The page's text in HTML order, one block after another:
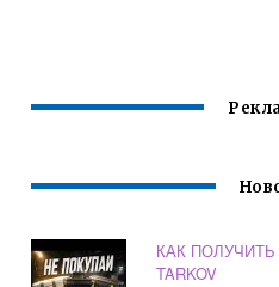
КАК ПОЛУЧИТЬ
TARKOV